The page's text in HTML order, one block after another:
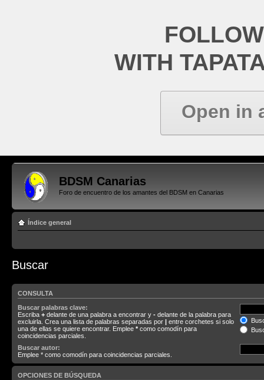
WITH
Open in
BDSM Canarias
Foro de encuentro de los amantes del BDSM en Canarias
Índice general
Buscar
CONSULTA
Buscar palabras clave:
Escriba + delante de una palabra a encontrar y - delante de la palabra para
excluirla. Crea una lista de palabras separadas por | entre corchetes si solo
una de ellas se quiere encontrar. Emplee * como comodín para
coincidencias parciales.
Buscar autor:
Emplee * como comodín para coincidencias parciales.
OPCIONES DE BÚSQUEDA